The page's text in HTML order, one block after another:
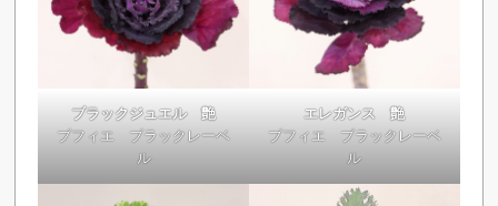
ブラックジュエル 艶
ブフィエ ブラックレーベ
ル
エレガンス 艶
ブフィエ ブラックレーベ
ル